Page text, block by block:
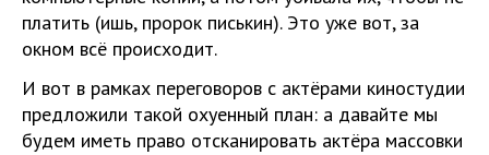
платить (ишь, пророк писькин). Это уже вот, за
окном всё происходит.
И вот в рамках переговоров с актёрами киностудии
предложили такой охуенный план: а давайте мы
будем иметь право отсканировать актёра массовки